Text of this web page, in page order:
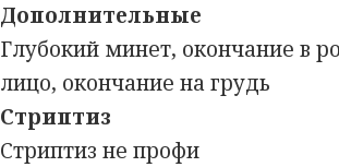
Дополнительные
Глубокий минет, окончание в
лицо, окончание на грудь
Стриптиз
Стриптиз не профи